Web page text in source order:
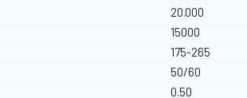
20.000
15000
175-265
50/60
0.50